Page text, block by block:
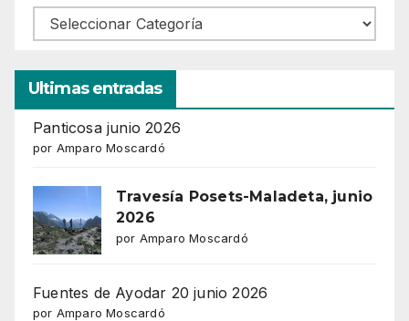
Ultimas entradas
Panticosa junio 2026
por Amparo Moscardó
Travesía Posets-Maladeta, junio
2026
por Amparo Moscardó
Fuentes de Ayodar 20 junio 2026
por Amparo Moscardó